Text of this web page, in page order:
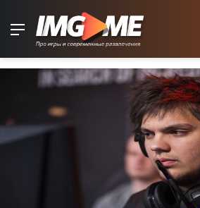
Menu